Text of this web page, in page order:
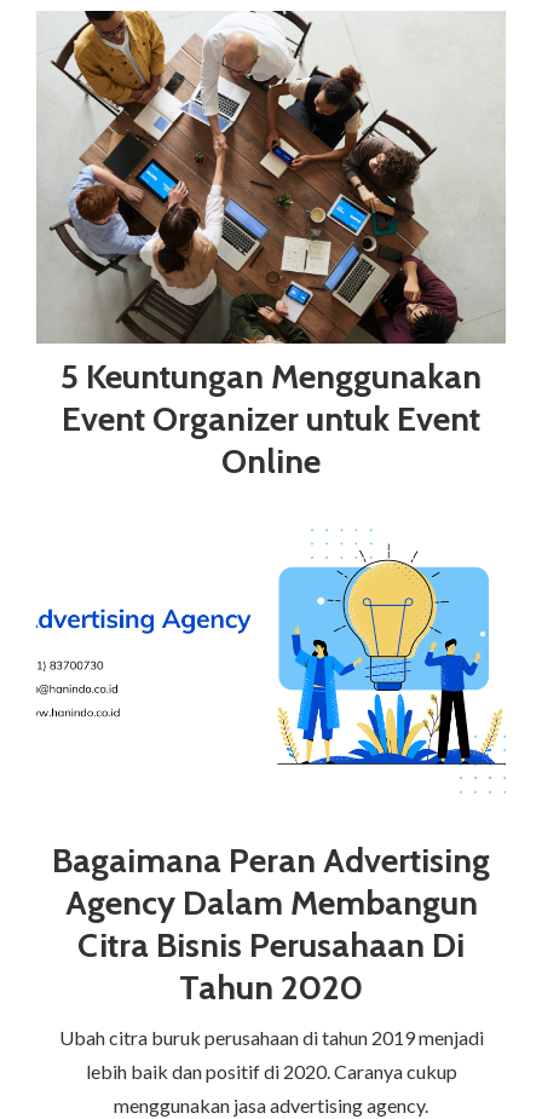
5 Keuntungan Menggunakan
Event Organizer untuk Event
Online
Bagaimana Peran Advertising
Agency Dalam Membangun
Citra Bisnis Perusahaan Di
Tahun 2020
Ubah citra buruk perusahaan di tahun 2019 menjadi
lebih baik dan positif di 2020. Caranya cukup
menggunakan jasa advertising agency.